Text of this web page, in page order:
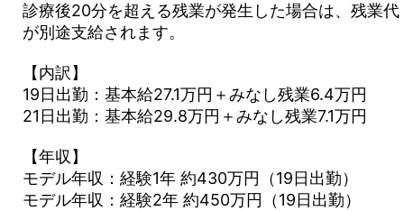
診療後20分を超える残業が発生した場合は、残業代
が別途支給されます。
【内訳】
19日出勤：基本給27.1万円＋みなし残業6.4万円
21日出勤：基本給29.8万円＋みなし残業7.1万円
【年収】
モデル年収：経験1年 約430万円（19日出勤）
モデル年収：経験2年 約450万円（19日出勤）